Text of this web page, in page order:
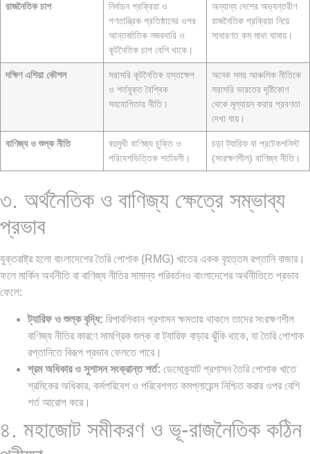
রাজনৈতিক চাপ
নির্বাচন প্রক্রিয়া ও
গণতান্ত্রিক প্রতিষ্ঠানের ওপর
আন্তর্জাতিক নজরদারি ও
কূটনৈতিক চাপ বেশি থাকে।
অন্যান্য দেশের অভ্যন্তরীণ
রাজনৈতিক প্রক্রিয়া নিয়ে
সাধারণত কম মাথা ঘামায়।
দক্ষিণ এশিয়া কৌশল
সরাসরি কূটনৈতিক হস্তক্ষেপ
ও শর্তযুক্ত বৈশ্বিক
সহযোগিতার নীতি।
অনেক সময় আঞ্চলিক নীতিকে
সরাসরি ভারতের দৃষ্টিকোণ
থেকে মূল্যায়ন করার প্রবণতা
দেখা যায়।
বাণিজ্য ও শুল্ক নীতি
বহুমুখী বাণিজ্য চুক্তি ও
পরিবেশভিত্তিক শর্তাবলী।
চড়া ট্যারিফ বা প্রটেকশনিস্ট
(সংরক্ষণশীল) বাণিজ্য নীতি।
৩. অর্থনৈতিক ও বাণিজ্য ক্ষেত্রে সম্ভাব্য
প্রভাব
যুক্তরাষ্ট্র হলো বাংলাদেশের তৈরি পোশাক (RMG) খাতের একক বৃহত্তম রপ্তানি বাজার।
ফলে মার্কিন অর্থনীতি বা বাণিজ্য নীতির সামান্য পরিবর্তনও বাংলাদেশের অর্থনীতিতে প্রভাব
ফেলে:
ট্যারিফ ও শুল্ক বৃদ্ধি: রিপাবলিকান প্রশাসন ক্ষমতায় থাকলে তাদের সংরক্ষণশীল
বাণিজ্য নীতির কারণে সামগ্রিক শুল্ক বা ট্যারিফ বাড়ার ঝুঁকি থাকে, যা তৈরি পোশাক
রপ্তানিতে বিরূপ প্রভাব ফেলতে পারে।
শ্রম অধিকার ও সুশাসন সংক্রান্ত শর্ত: ডেমোক্র্যাট প্রশাসন তৈরি পোশাক খাতে
শ্রমিকের অধিকার, কর্মপরিবেশ ও পরিবেশগত কমপ্লায়েন্স নিশ্চিত করার ওপর বেশি
শর্ত আরোপ করে।
৪. মহাজোট সমীকরণ ও ভূ-রাজনৈতিক কঠিন